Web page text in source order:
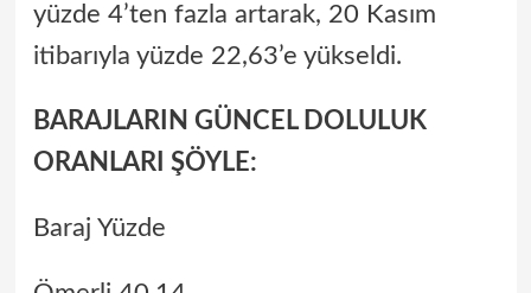
yüzde 4’ten fazla artarak, 20 Kasım
itibarıyla yüzde 22,63’e yükseldi.
BARAJLARIN GÜNCEL DOLULUK
ORANLARI ŞÖYLE:
Baraj Yüzde